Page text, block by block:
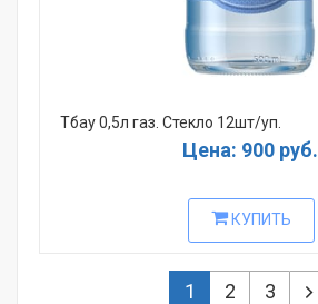
Тбау 0,5л газ. Стекло 12шт/уп.
Цена: 900 руб.
КУПИТЬ
1 2 3